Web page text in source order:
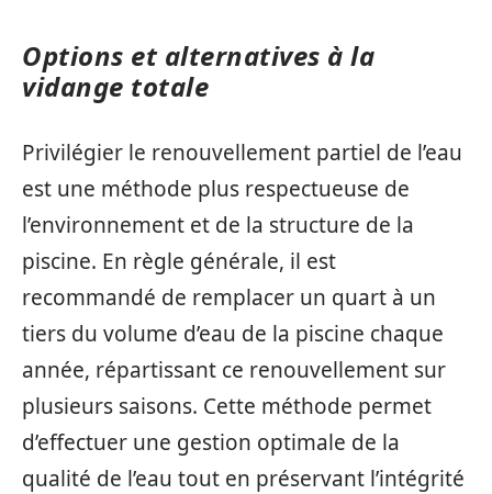
Options et alternatives à la
vidange totale
Privilégier le renouvellement partiel de l’eau
est une méthode plus respectueuse de
l’environnement et de la structure de la
piscine. En règle générale, il est
recommandé de remplacer un quart à un
tiers du volume d’eau de la piscine chaque
année, répartissant ce renouvellement sur
plusieurs saisons. Cette méthode permet
d’effectuer une gestion optimale de la
qualité de l’eau tout en préservant l’intégrité